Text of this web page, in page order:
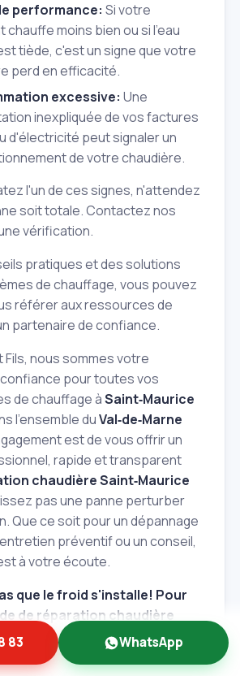
performance: Si votre
chauffe moins bien ou si l'eau
tiède, c'est un signe que votre
perd en efficacité.
excessive: Une
inexpliquée de vos factures
d'électricité peut signaler un
de votre chaudière.
l'un de ces signes, n'attendez
soit totale. Contactez nos
vérification.
pratiques et des solutions
de chauffage, vous pouvez
référer aux ressources de
partenaire de confiance.
nous sommes votre
pour toutes vos
de chauffage àSaint‑Maurice
l'ensemble duVal‑de‑Marne
est de vous offrir un
rapide et transparent
chaudière Saint‑Maurice
pas une panne perturber
Que ce soit pour un dépannage
préventif ou un conseil,
à votre écoute.
que le froid s'installe! Pour
de réparation chaudière
(94410), contactez Albert et
Obtenez un devis
83 WhatsApp